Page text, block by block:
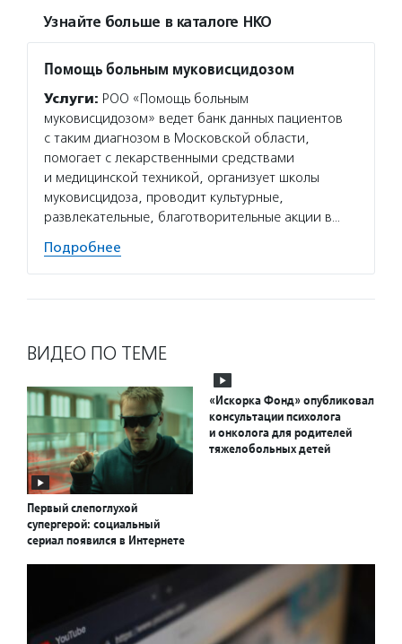
Узнайте больше в каталоге НКО
Помощь больным муковисцидозом
Услуги: РОО «Помощь больным
муковисцидозом» ведет банк данных пациентов
с таким диагнозом в Московской области,
помогает с лекарственными средствами
и медицинской техникой, организует школы
муковисцидоза, проводит культурные,
развлекательные, благотворительные акции в…
Подробнее
ВИДЕО ПО ТЕМЕ
Первый слепоглухой
супергерой: социальный
сериал появился в Интернете
«Искорка Фонд» опубликовал
консультации психолога
и онколога для родителей
тяжелобольных детей